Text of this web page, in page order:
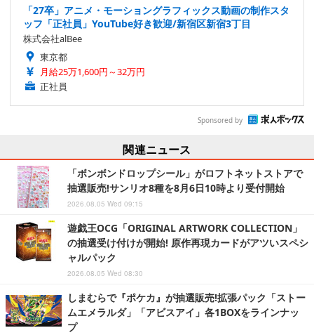
「27卒」アニメ・モーショングラフィックス動画の制作スタ
ッフ「正社員」YouTube好き歓迎/新宿区新宿3丁目
株式会社alBee
東京都
月給25万1,600円～32万円
正社員
Sponsored by
関連ニュース
「ボンボンドロップシール」がロフトネットストアで
抽選販売!サンリオ8種を8月6日10時より受付開始
2026.08.05 Wed 09:15
遊戯王OCG「ORIGINAL ARTWORK COLLECTION」
の抽選受け付けが開始! 原作再現カードがアツいスペシ
ャルパック
2026.08.05 Wed 08:30
しまむらで『ポケカ』が抽選販売!拡張パック「ストー
ムエメラルダ」「アビスアイ」各1BOXをラインナッ
プ